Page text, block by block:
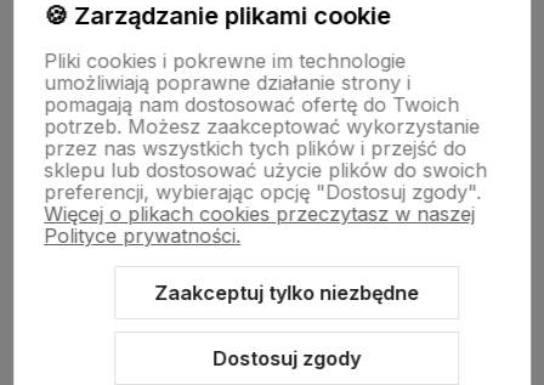
Pomoc
Strony Informacyjne
Moje konto
🍪 Zarządzanie plikami cookie
Pliki cookies i pokrewne im technologie
umożliwiają poprawne działanie strony i
pomagają nam dostosować ofertę do Twoich
potrzeb. Możesz zaakceptować wykorzystanie
przez nas wszystkich tych plików i przejść do
sklepu lub dostosować użycie plików do swoich
preferencji, wybierając opcję "Dostosuj zgody".
Więcej o plikach cookies przeczytasz w naszej
Polityce prywatności.
Zaakceptuj tylko niezbędne
Dostosuj zgody